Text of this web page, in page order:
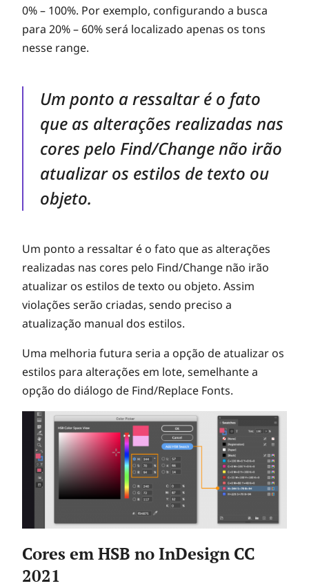
0% – 100%. Por exemplo, configurando a busca
para 20% – 60% será localizado apenas os tons
nesse range.
Um ponto a ressaltar é o fato
que as alterações realizadas nas
cores pelo Find/Change não irão
atualizar os estilos de texto ou
objeto.
Um ponto a ressaltar é o fato que as alterações
realizadas nas cores pelo Find/Change não irão
atualizar os estilos de texto ou objeto. Assim
violações serão criadas, sendo preciso a
atualização manual dos estilos.
Uma melhoria futura seria a opção de atualizar os
estilos para alterações em lote, semelhante a
opção do diálogo de Find/Replace Fonts.
Cores em HSB no InDesign CC
2021